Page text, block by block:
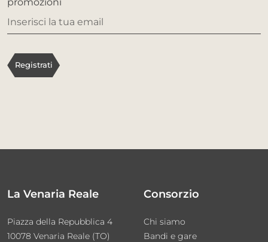
Inserisci la tua email
Registrati
La Venaria Reale
Piazza della Repubblica 4
10078 Venaria Reale (TO)
Consorzio
Chi siamo
Bandi e gare